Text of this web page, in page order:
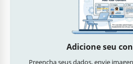
Adicione seu
Preencha seus dados, envie